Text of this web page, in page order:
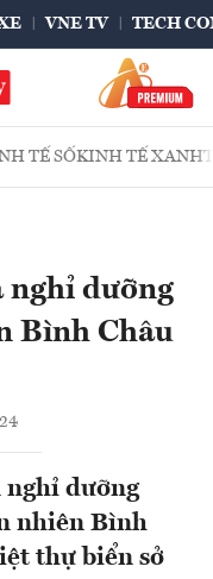
VNE TV TECH
TẾ SỐKINH TẾ XANH
nghỉ dưỡng
Bình Châu
nghỉ dưỡng
nhiên Bình
thự biển sở